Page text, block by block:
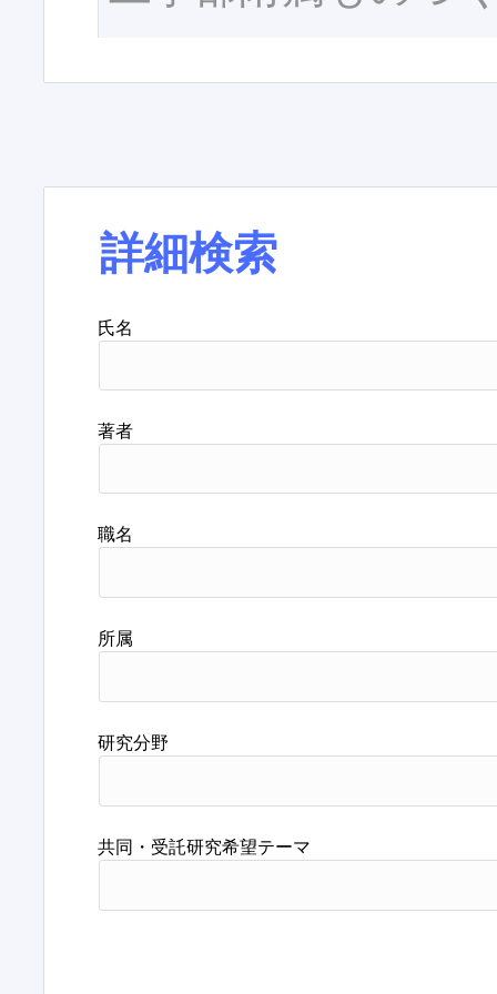
詳細検索
氏名
著者
職名
所属
研究分野
共同・受託研究希望テーマ